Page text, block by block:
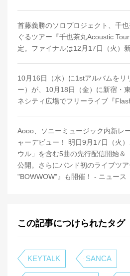
首藤義勝のソロプロジェクト、千
ぐるツアー『千也茶丸Acoustic
定。ファイナルは12月17日（火）
10月16日（水）に1stアルバムをリ
ー）が、10月18日（金）に新宿・
ネシティ広場でフリーライブ『
Aooo、ソニーミュージック内新レ
ャーデビュー！ 明日9月17日（火
ウル」を含む5曲の先行配信開始＆
公開。さらにバンド初のライブツ
"BOWWOW"』も開催！ - ニュース
この記事につけられたタグ
KEYTALK SANCA